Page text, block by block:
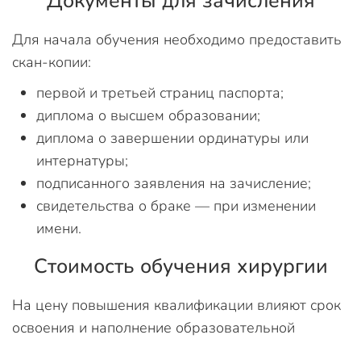
Для начала обучения необходимо предоставить
скан-копии:
первой и третьей страниц паспорта;
диплома о высшем образовании;
диплома о завершении ординатуры или
интернатуры;
подписанного заявления на зачисление;
свидетельства о браке — при изменении
имени.
Стоимость обучения хирургии
На цену повышения квалификации влияют срок
освоения и наполнение образовательной